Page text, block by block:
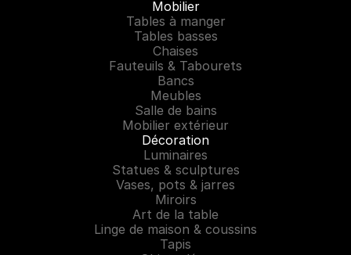
Mobilier
Tables à manger
Tables basses
Chaises
Fauteuils & Tabourets
Bancs
Meubles
Salle de bains
Mobilier extérieur
Décoration
Luminaires
Statues & sculptures
Vases, pots & jarres
Miroirs
Art de la table
Linge de maison & coussins
Tapis